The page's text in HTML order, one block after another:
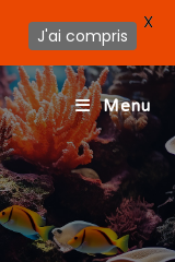
Menu
J'ai compris
X